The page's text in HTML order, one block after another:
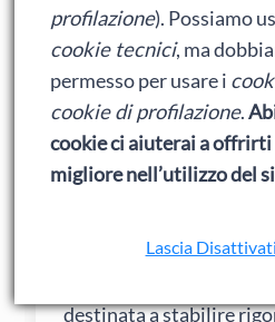
Andrea
17 Settembre
Preferisco il design dello
sono più pulite ed
ridotti
lo Schützen ha
destinata a stabilire
profilazione). Possiamo
cookie tecnici, ma
permesso per usare i
cookie di profilazione.
cookie ci aiuterai a offrirti
migliore nell’utilizzo del
Lascia Disattivati